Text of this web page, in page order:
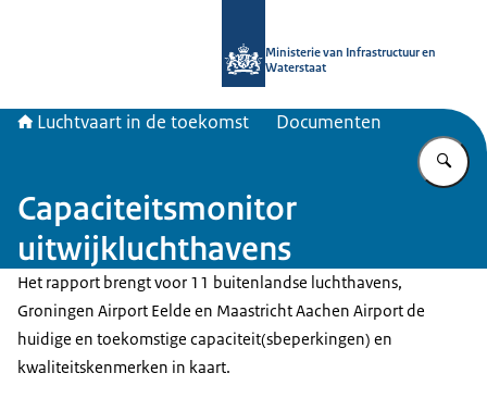
Ministerie van Infrastructuur en
Waterstaat
Luchtvaart in de toekomst Documenten
Capaciteitsmonitor
uitwijkluchthavens
Het rapport brengt voor 11 buitenlandse luchthavens,
Groningen Airport Eelde en Maastricht Aachen Airport de
huidige en toekomstige capaciteit(sbeperkingen) en
kwaliteitskenmerken in kaart.